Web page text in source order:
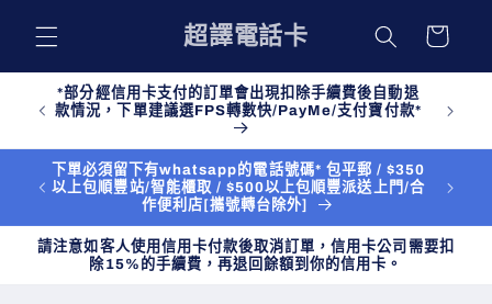
容
超譯電話卡
物
*部分經信用卡支付的訂單會出現扣除手續費後自動退
款情況，下單建議選FPS轉數快/PayMe/支付寶付款*
下單必須留下有whatsapp的電話號碼* 包平郵 / $350
以上包順豐站/智能櫃取 / $500以上包順豐派送上門/合
作便利店[攜號轉台除外]
請注意如客人使用信用卡付款後取消訂單，信用卡公司需要扣
除15%的手續費，再退回餘額到你的信用卡。